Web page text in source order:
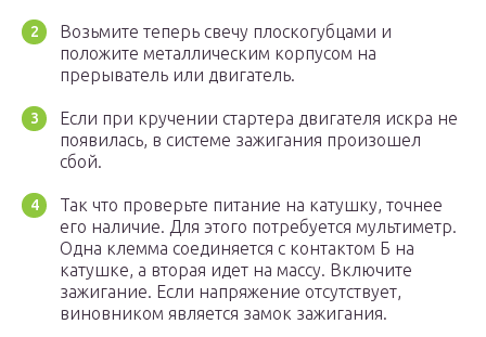
Возьмите теперь свечу плоскогубцами и
положите металлическим корпусом на
прерыватель или двигатель.
Если при кручении стартера двигателя искра не
появилась, в системе зажигания произошел
сбой.
Так что проверьте питание на катушку, точнее
его наличие. Для этого потребуется мультиметр.
Одна клемма соединяется с контактом Б на
катушке, а вторая идет на массу. Включите
зажигание. Если напряжение отсутствует,
виновником является замок зажигания.